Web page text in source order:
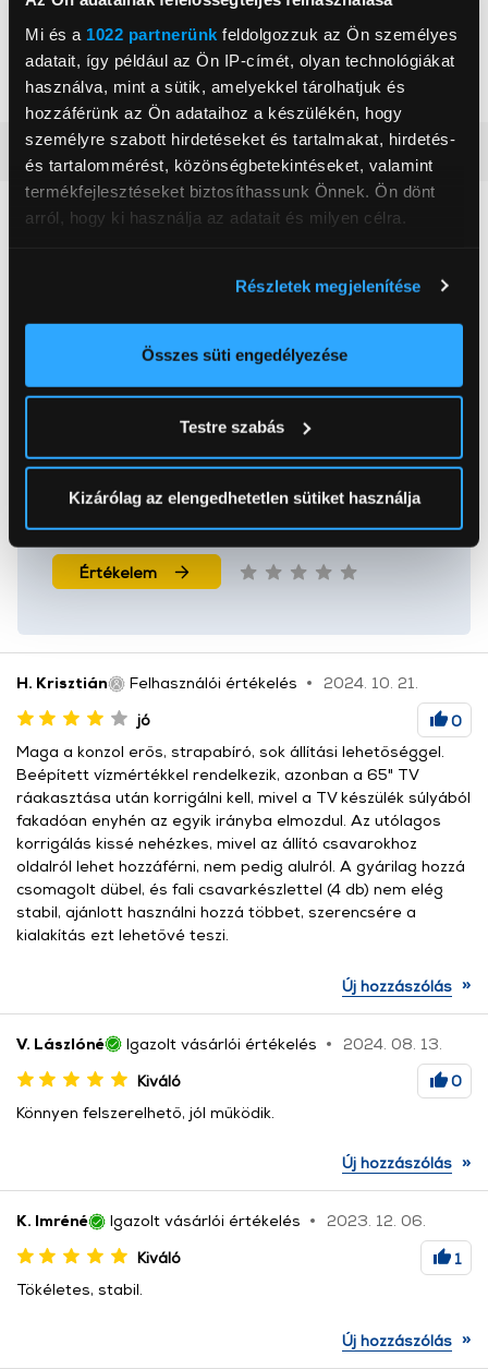
Mi és a 1022 partnerünk feldolgozzuk az Ön személyes
adatait, így például az Ön IP-címét, olyan technológiákat
használva, mint a sütik, amelyekkel tárolhatjuk és
hozzáférünk az Ön adataihoz a készülékén, hogy
személyre szabott hirdetéseket és tartalmakat, hirdetés-
és tartalommérést, közönségbetekintéseket, valamint
termékfejlesztéseket biztosíthassunk Önnek. Ön dönt
arról, hogy ki használja az adatait és milyen célra.
elhelyezkedéséről pár méteres pontossággal
Az Ön készülékén beazonosítása annak konkrét
módjairól és adja meg preferenciáit aRészletek
pontban. Bármikor módosíthatja vagy visszavonhatja a
Sütinyilatkozathoz való hozzájárulását.
okat használ, melyeket az Ön gépén tárol a rendszer. A
cookie-k személyazonosítására nem alkalmasak,
Részletek megjelenítése
Összes süti engedélyezése
Testre szabás
Kizárólag az elengedhetetlen sütiket használja
Hangprojektor
96 999 Ft
Soundcore Motion X500
Bluetooth hangszóró
46 999 Ft
Vásárlói vélemények(4)
4 értékelés
1 csillag
0 db
Mondd el a véleményed erről a termékről!
Értékelem
H. Krisztián Felhasználói értékelés
2024. 10. 21.
jó
0
Maga a konzol erős, strapabíró, sok állítási lehetőséggel.
Beépített vízmértékkel rendelkezik, azonban a 65" TV
ráakasztása után korrigálni kell, mivel a TV készülék súlyából
fakadóan enyhén az egyik irányba elmozdul. Az utólagos
korrigálás kissé nehézkes, mivel az állító csavarokhoz
oldalról lehet hozzáférni, nem pedig alulról. A gyárilag hozzá
csomagolt dübel, és fali csavarkészlettel (4 db) nem elég
stabil, ajánlott használni hozzá többet, szerencsére a
kialakítás ezt lehetővé teszi.
Új hozzászólás »
V. Lászlóné Igazolt vásárlói értékelés
2024. 08. 13.
Kiváló
0
Könnyen felszerelhető, jól működik.
Új hozzászólás »
K. Imréné Igazolt vásárlói értékelés
2023. 12. 06.
Kiváló
1
Tökéletes, stabil.
Új hozzászólás »